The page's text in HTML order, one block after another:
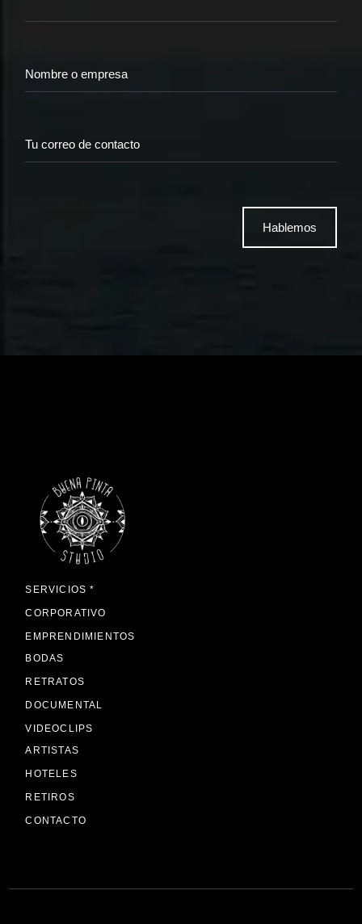
Hablemos
SERVICIOS *
CORPORATIVO
EMPRENDIMIENTOS
BODAS
RETRATOS
DOCUMENTAL
VIDEOCLIPS
ARTISTAS
HOTELES
RETIROS
CONTACTO